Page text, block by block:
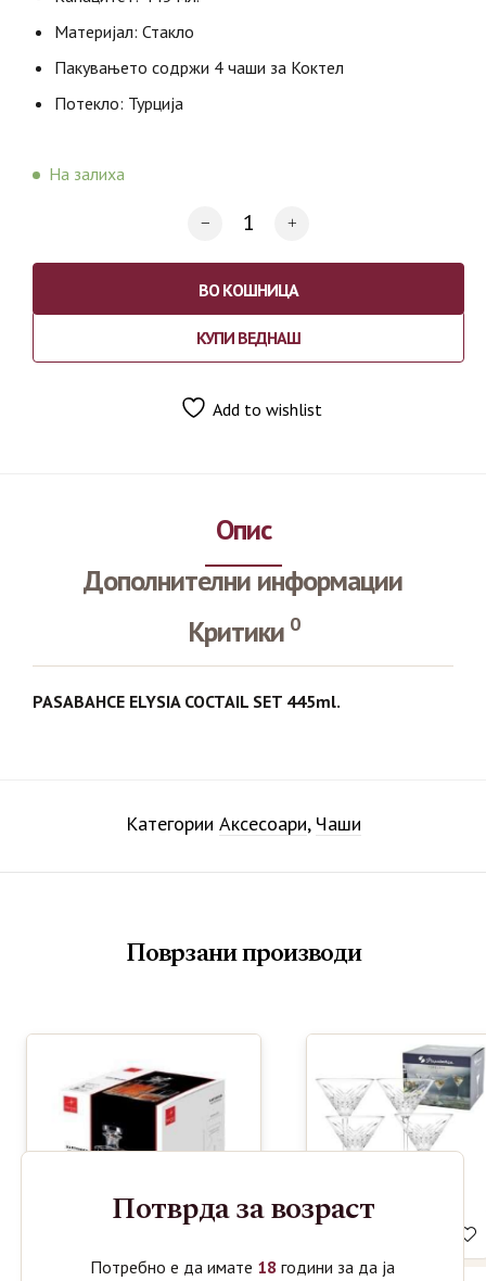
Материјал: Стакло
Пакувањето содржи 4 чаши за Коктел
Потекло: Турција
На залиха
ВО КОШНИЦА
КУПИ ВЕДНАШ
Add to wishlist
Опис
Дополнителни информации
Критики 0
PASABAHCE ELYSIA COCTAIL SET 445ml.
Категории Аксесоари, Чаши
Поврзани производи
Потврда за возраст
Потребно е да имате 18 години за да ја